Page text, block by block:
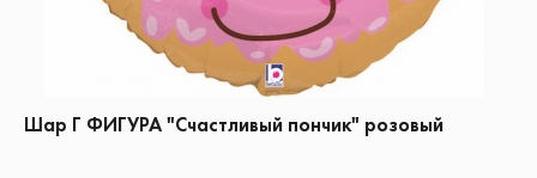
Шар Г ФИГУРА "Счастливый пончик" розовый